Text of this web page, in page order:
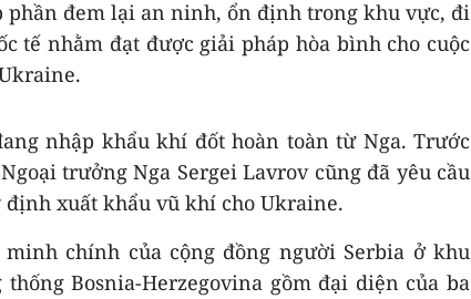
phần đem lại an ninh, ổn định trong khu vực, đi
tế nhằm đạt được giải pháp hòa bình cho cuộc
nhập khẩu khí đốt hoàn toàn từ Nga. Trước
trưởng Nga Sergei Lavrov cũng đã yêu cầu
xuất khẩu vũ khí cho Ukraine.
chính của cộng đồng người Serbia ở khu
Bosnia-Herzegovina gồm đại diện của ba